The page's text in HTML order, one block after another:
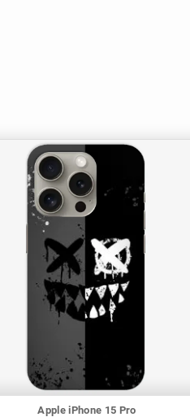
Apple iPhone 15 Pro